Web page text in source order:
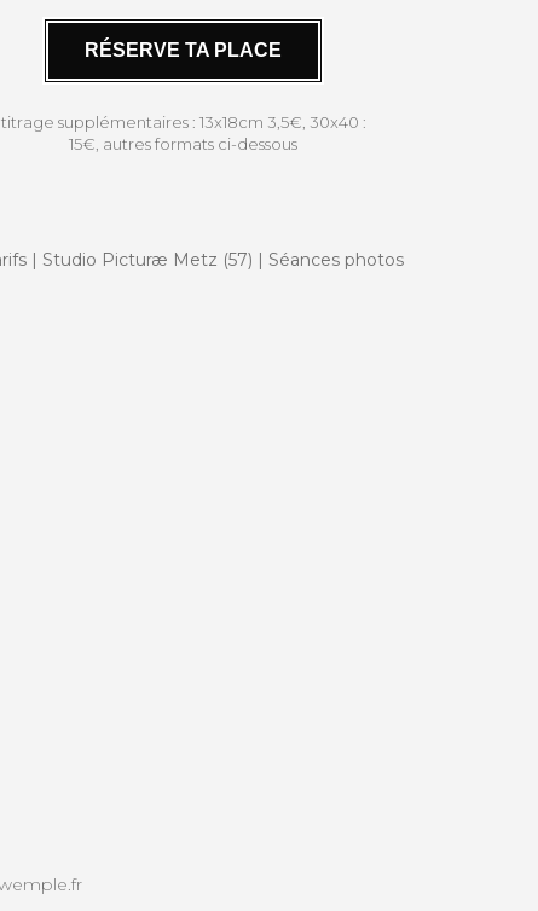
RÉSERVE TA PLACE
titrage supplémentaires : 13x18cm 3,5€, 30x40 :
15€, autres formats ci-dessous